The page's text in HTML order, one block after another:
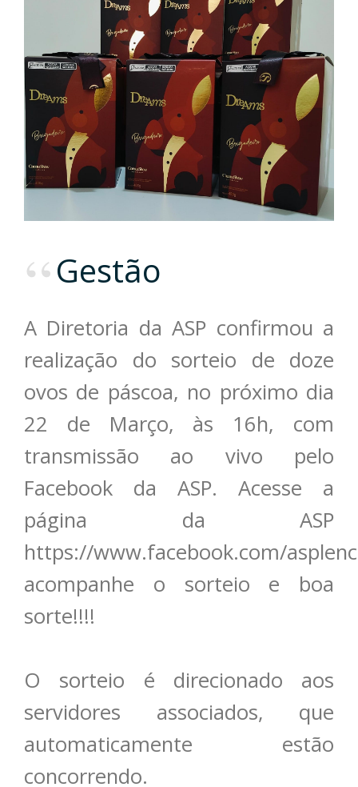
Gestão
A Diretoria da ASP confirmou a
realização do sorteio de doze
ovos de páscoa, no próximo dia
22 de Março, às 16h, com
transmissão ao vivo pelo
Facebook da ASP. Acesse a
página da ASP
https://www.facebook.com/
acompanhe o sorteio e boa
sorte!!!!
O sorteio é direcionado aos
servidores associados, que
automaticamente estão
concorrendo.